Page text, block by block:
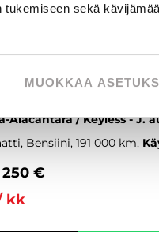
sekä
MUOKKAA- Tyylikäs RS-
Alacantara / Keyless - J.
Bensiini, 191 000 km
250 €
kk